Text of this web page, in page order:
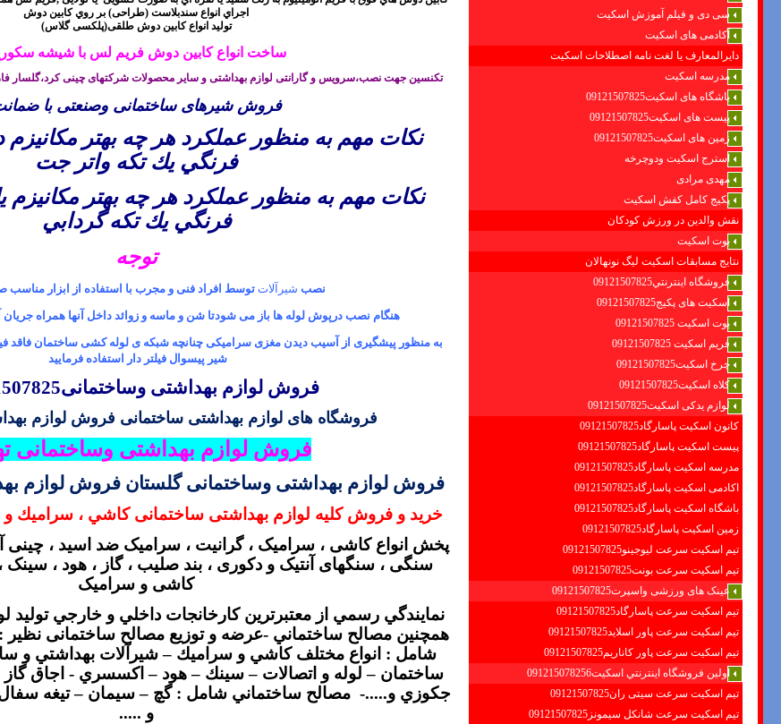
سی دی و فیلم آموزش اسکیت
آکادمی های اسکیت
دایرالمعارف یا لغت نامه اصطلاحات اسکیت
مدرسه اسکیت
باشگاه های اسکیت09121507825
پیست های اسکیت09121507825
زمین های اسکیت09121507825
استرج اسکیت ودوچرخه
مهدی مرادی
پکیج کامل کفش اسکیت
نقش والدین در ورزش کودکان
بوت اسکیت
نتایج مسابقات اسکیت لیگ نونهالان
فروشگاه اينترنتي09121507825
اسکیت های پکیج09121507825
بوت اسکیت 09121507825
فریم اسکیت 09121507825
چرخ اسکیت09121507825
کلاه اسکیت09121507825
لوازم یدکی اسکیت09121507825
کانون اسکیت پاسارگاد09121507825
پیست اسکیت پاسارگاد09121507825
مدرسه اسکیت پاسارگاد09121507825
اکادمی اسکیت پاسارگاد09121507825
باشگاه اسکیت پاسارگاد09121507825
زمین اسکیت پاسارگاد09121507825
تیم اسکیت سرعت لیوجینو09121507825
تیم اسکیت سرعت بونت09121507825
عینک های ورزشی واسپرت09121507825
تیم اسکیت سرعت پاسارگاد09121507825
تیم اسکیت سرعت پاور اسلاید09121507825
تیم اسکیت سرعت پاور کاناریم09121507825
اولين فروشگاه اينترنتي اسكيت091215078256
تیم اسکیت سرعت سیتی ران09121507825
تیم اسکیت سرعت شانکل سیمونز09121507825
اجراي انواع سندبلاست (طراحی) بر روي کابين دوش
(تولید انواع کابین دوش طلقی(پلکسی گلاس
ساخت انواع کابین دوش فریم لس با شیشه
تکنسین جهت نصب،سرویس و گارانتی لوازم بهداشتی و سایر محصولات شرکتهای چینی کرد،گلسار
فروش شیرهای ساختمانی وصنعتی با
نكات مهم به منظور عملكرد هر چه بهتر مكانيزم
فرنگي يك تكه واتر جت
نكات مهم به منظور عملكرد هر چه بهتر مكانيزم
فرنگي يك تكه گردابي
توجه
نصب شیرآلاتتوسط افراد فنی و مجرب با استفاده از ابزار مناسب
هنگام نصب درپوش لوله ها باز می شودتا شن و ماسه و زوائد داخل آنها همراه
به منظور پیشگیری از آسیب دیدن مغزی سرامیکی چنانچه شبکه ی لوله کشی ساختمان فاقد
شیر پیسوال فیلتر دار استفاده فرمایید
فروش لوازم بهداشتی وساختمانی09121507825
فروشگاه های لوازم بهداشتی ساختمانی فروش لوازم
فروش لوازم بهداشتی وساختمانی
فروش لوازم بهداشتی وساختمانی گلستان فروش لوازم
خرید و فروش کلیه لوازم بهداشتی ساختمانی كاشي ، سراميك و
پخش انواع کاشی ، سرامیک ، گرانیت ، سرامیک ضد اسید ، چینی
سنگی ، سنگهای آنتیک و دکوری ، بند صلیب ، گاز ، هود ،
کاشی و سرامیک
نمايندگي رسمي از معتبرترين كارخانجات داخلي و خارجي توليد
همچنين مصالح ساختماني -عرضه و توزيع مصالح ساختمانی نظیر
شامل : انواع مختلف كاشي و سراميك – شيرآلات بهداشتي و
ساختمان – لوله و اتصالات – سينك – هود – اكسسري - اجاق گاز
جكوزي و.....- مصالح ساختماني شامل : گچ – سيمان – تيغه
و .....